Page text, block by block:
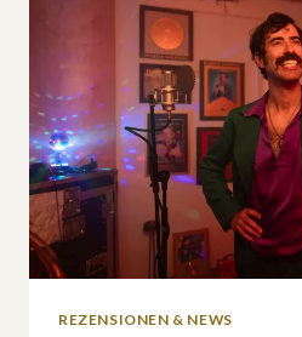
REZENSIONEN & NEWS